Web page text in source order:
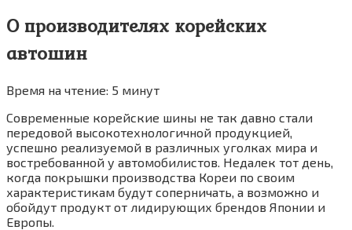
О производителях корейских
автошин
Время на чтение: 5 минут
Современные корейские шины не так давно стали
передовой высокотехнологичной продукцией,
успешно реализуемой в различных уголках мира и
востребованной у автомобилистов. Недалек тот день,
когда покрышки производства Кореи по своим
характеристикам будут соперничать, а возможно и
обойдут продукт от лидирующих брендов Японии и
Европы.